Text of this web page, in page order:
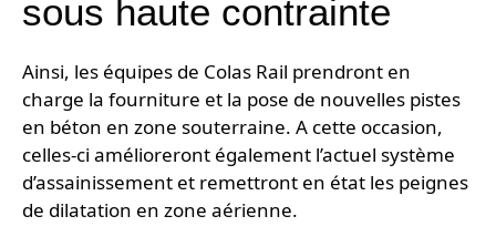
sous haute contrainte
Ainsi, les équipes de Colas Rail prendront en
charge la fourniture et la pose de nouvelles pistes
en béton en zone souterraine. A cette occasion,
celles-ci amélioreront également l’actuel système
d’assainissement et remettront en état les peignes
de dilatation en zone aérienne.